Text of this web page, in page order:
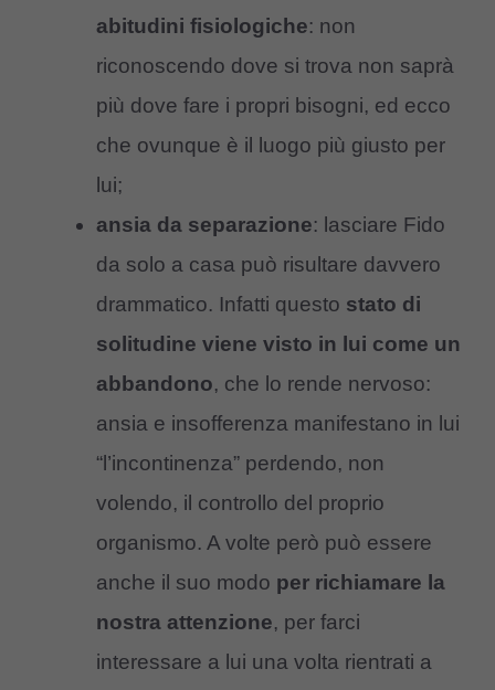
abitudini fisiologiche: non
riconoscendo dove si trova non saprà
più dove fare i propri bisogni, ed ecco
che ovunque è il luogo più giusto per
lui;
ansia da separazione: lasciare Fido
da solo a casa può risultare davvero
drammatico. Infatti questo stato di
solitudine viene visto in lui come un
abbandono, che lo rende nervoso:
ansia e insofferenza manifestano in lui
“l’incontinenza” perdendo, non
volendo, il controllo del proprio
organismo. A volte però può essere
anche il suo modo per richiamare la
nostra attenzione, per farci
interessare a lui una volta rientrati a